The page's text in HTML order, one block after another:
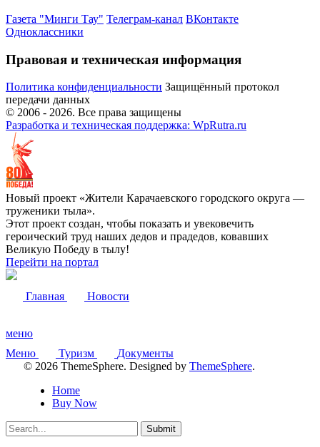
Газета "Минги Тау" Телеграм-канал ВКонтакте
Одноклассники
Правовая и техническая информация
Политика конфиденциальности Защищённый протокол
передачи данных
© 2006 - 2026. Все права защищены
Разработка и техническая поддержка: WpRutra.ru
Новый проект «Жители Карачаевского городского округа —
труженики тыла».
Этот проект создан, чтобы показать и увековечить
героический труд наших дедов и прадедов, ковавших
Великую Победу в тылу!
Перейти на портал
Главная Новости
меню
Меню
Туризм
Документы
© 2026 ThemeSphere. Designed by ThemeSphere.
Home
Buy Now
Submit